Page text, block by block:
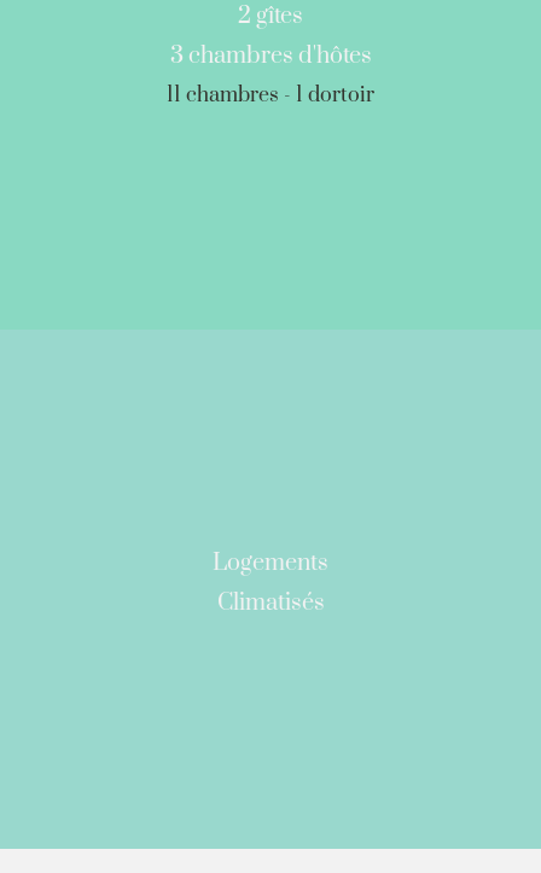
2 gîtes
3 chambres d'hôtes
11 chambres - 1 dortoir
Logements
Climatisés